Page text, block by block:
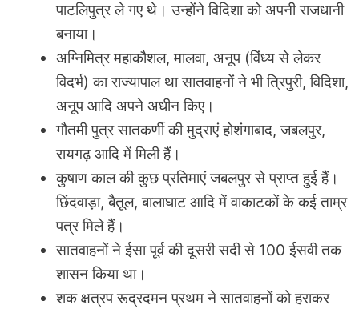
पाटलिपुत्र ले गए थे। उन्होंने विदिशा को अपनी राजधानी
बनाया।
अग्निमित्र महाकौशल, मालवा, अनूप (विंध्य से लेकर
विदर्भ) का राज्यापाल था सातवाहनों ने भी त्रिपुरी, विदिशा,
अनूप आदि अपने अधीन किए।
गौतमी पुत्र सातकर्णी की मुद्राएं होशंगाबाद, जबलपुर,
रायगढ़ आदि में मिली हैं।
कुषाण काल की कुछ प्रतिमाएं जबलपुर से प्राप्त हुई हैं।
छिंदवाड़ा, बैतूल, बालाघाट आदि में वाकाटकों के कई ताम्र
पत्र मिले हैं।
सातवाहनों ने ईसा पूर्व की दूसरी सदी से 100 ईसवी तक
शासन किया था।
शक क्षत्रप रूद्रदमन प्रथम ने सातवाहनों को हराकर